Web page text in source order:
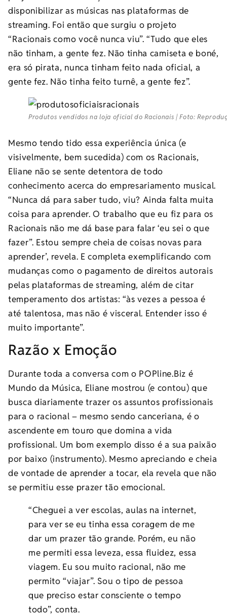
disponibilizar as músicas nas plataformas de
streaming. Foi então que surgiu o projeto
“Racionais como você nunca viu”. “Tudo que eles
não tinham, a gente fez. Não tinha camiseta e boné,
era só pirata, nunca tinham feito nada oficial, a
gente fez. Não tinha feito turnê, a gente fez”.
Produtos vendidos na loja oficial do Racionais | Foto:
Mesmo tendo tido essa experiência única (e
visivelmente, bem sucedida) com os Racionais,
Eliane não se sente detentora de todo
conhecimento acerca do empresariamento musical.
“Nunca dá para saber tudo, viu? Ainda falta muita
coisa para aprender. O trabalho que eu fiz para os
Racionais não me dá base para falar ‘eu sei o que
fazer”. Estou sempre cheia de coisas novas para
aprender’, revela. E completa exemplificando com
mudanças como o pagamento de direitos autorais
pelas plataformas de streaming, além de citar
temperamento dos artistas: “às vezes a pessoa é
até talentosa, mas não é visceral. Entender isso é
muito importante”.
Razão x Emoção
Durante toda a conversa com o POPline.Biz é
Mundo da Música, Eliane mostrou (e contou) que
busca diariamente trazer os assuntos profissionais
para o racional – mesmo sendo canceriana, é o
ascendente em touro que domina a vida
profissional. Um bom exemplo disso é a sua paixão
por baixo (instrumento). Mesmo apreciando e cheia
de vontade de aprender a tocar, ela revela que não
se permitiu esse prazer tão emocional.
“Cheguei a ver escolas, aulas na internet,
para ver se eu tinha essa coragem de me
dar um prazer tão grande. Porém, eu não
me permiti essa leveza, essa fluidez, essa
viagem. Eu sou muito racional, não me
permito “viajar”. Sou o tipo de pessoa
que preciso estar consciente o tempo
todo”, conta.